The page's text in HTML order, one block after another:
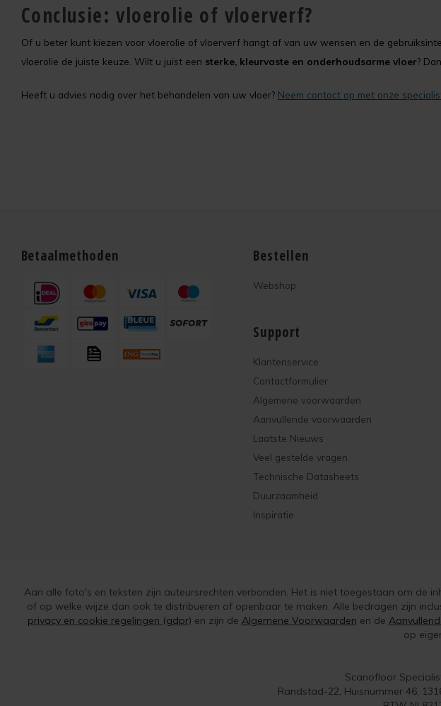
Conclusie: vloerolie of vloerverf?
Of u beter kunt kiezen voor vloerolie of vloerverf hangt af van uw wensen en de
vloerolie de juiste keuze. Wilt u juist een sterke, kleurvaste en onderhoudsarme vloer?
Heeft u advies nodig over het behandelen van uw vloer? Neem contact op met onze
Betaalmethoden Bestellen
Webshop
Support
Klantenservice
Contactformulier
Algemene voorwaarden
Aanvullende voorwaarden
Laatste Nieuws
Veel gestelde vragen
Technische Datasheets
Duurzaamheid
Inspiratie
Aan alle foto's en teksten zijn auteursrechten verbonden. Het is niet toegestaan om de
of op welke wijze dan ook te distribueren of openbaar te maken. Alle bedragen zijn
privacy en cookie regelingen (gdpr) en zijn de Algemene Voorwaarden en de
op
Scanofloor
Randstad-22, Huisnummer 46,